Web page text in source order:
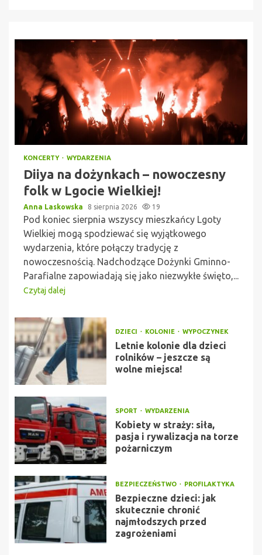
KONCERTY WYDARZENIA
Diiya na dożynkach – nowoczesny
folk w Lgocie Wielkiej!
Anna Laskowska 8 sierpnia 2026 19
Pod koniec sierpnia wszyscy mieszkańcy Lgoty
Wielkiej mogą spodziewać się wyjątkowego
wydarzenia, które połączy tradycję z
nowoczesnością. Nadchodzące Dożynki Gminno-
Parafialne zapowiadają się jako niezwykłe święto,...
Czytaj dalej
DZIECI KOLONIE WYPOCZYNEK
Letnie kolonie dla dzieci
rolników – jeszcze są
wolne miejsca!
SPORT WYDARZENIA
Kobiety w straży: siła,
pasja i rywalizacja na torze
pożarniczym
BEZPIECZEŃSTWO PROFILAKTYKA
Bezpieczne dzieci: jak
skutecznie chronić
najmłodszych przed
zagrożeniami